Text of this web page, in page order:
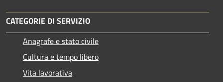
CATEGORIE DI SERVIZIO
Anagrafe e stato civile
Cultura e tempo libero
Vita lavorativa